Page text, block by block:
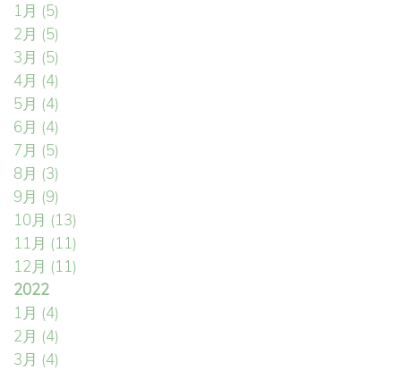
1月 (5)
2月 (5)
3月 (5)
4月 (4)
5月 (4)
6月 (4)
7月 (5)
8月 (3)
9月 (9)
10月 (13)
11月 (11)
12月 (11)
2022
1月 (4)
2月 (4)
3月 (4)